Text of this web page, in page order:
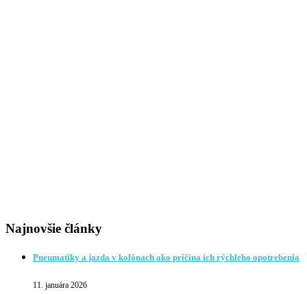
Najnovšie články
Pneumatiky a jazda v kolónach ako príčina ich rýchleho opotrebenia
11. januára 2026